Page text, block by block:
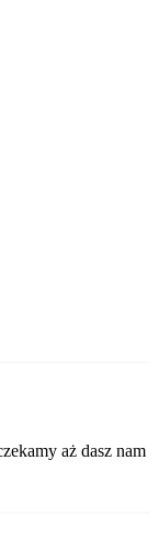
aż dasz nam